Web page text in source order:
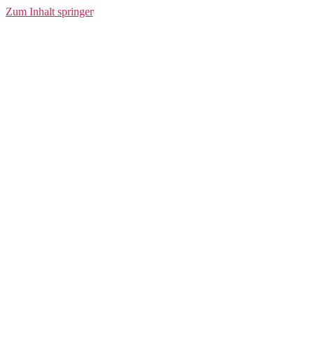
Zum Inhalt springenLogo Tee